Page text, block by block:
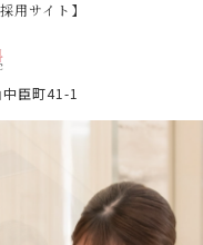
用サイト】
臣町41-1